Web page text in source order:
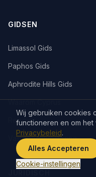
GIDSEN
Limassol Gids
Paphos Gids
Aphrodite Hills Gids
Waarom Cyprus
Reisgids
Vastgoedinvestering
Wij gebruiken cookies
functioneren en om
Privacybeleid.
Alles Accepteren
Cookie-instellingen